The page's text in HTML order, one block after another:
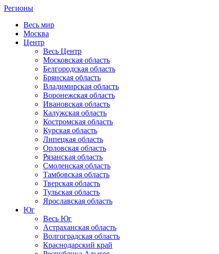
Регионы
Весь мир
Москва
Центр
Весь Центр
Московская область
Белгородская область
Брянская область
Владимирская область
Воронежская область
Ивановская область
Калужская область
Костромская область
Курская область
Липецкая область
Орловская область
Рязанская область
Смоленская область
Тамбовская область
Тверская область
Тульская область
Ярославская область
Юг
Весь Юг
Астраханская область
Волгоградская область
Краснодарский край